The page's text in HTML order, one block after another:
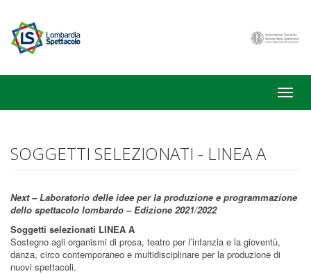
Toggle
SOGGETTI SELEZIONATI - LINEA A
Next – Laboratorio delle idee per la produzione e programmazione
dello spettacolo lombardo – Edizione 2021/2022
Soggetti selezionati LINEA A
Sostegno agli organismi di prosa, teatro per l’infanzia e la gioventù,
danza, circo contemporaneo e multidisciplinare per la produzione di
nuovi spettacoli.